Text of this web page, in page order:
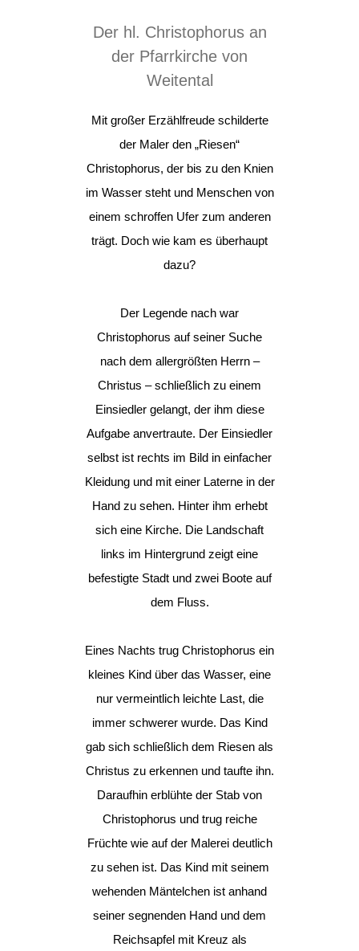
Der hl. Christophorus an
der Pfarrkirche von
Weitental
Mit großer Erzählfreude schilderte
der Maler den „Riesen“
Christophorus, der bis zu den Knien
im Wasser steht und Menschen von
einem schroffen Ufer zum anderen
trägt. Doch wie kam es überhaupt
dazu?
Der Legende nach war
Christophorus auf seiner Suche
nach dem allergrößten Herrn –
Christus – schließlich zu einem
Einsiedler gelangt, der ihm diese
Aufgabe anvertraute. Der Einsiedler
selbst ist rechts im Bild in einfacher
Kleidung und mit einer Laterne in der
Hand zu sehen. Hinter ihm erhebt
sich eine Kirche. Die Landschaft
links im Hintergrund zeigt eine
befestigte Stadt und zwei Boote auf
dem Fluss.
Eines Nachts trug Christophorus ein
kleines Kind über das Wasser, eine
nur vermeintlich leichte Last, die
immer schwerer wurde. Das Kind
gab sich schließlich dem Riesen als
Christus zu erkennen und taufte ihn.
Daraufhin erblühte der Stab von
Christophorus und trug reiche
Früchte wie auf der Malerei deutlich
zu sehen ist. Das Kind mit seinem
wehenden Mäntelchen ist anhand
seiner segnenden Hand und dem
Reichsapfel mit Kreuz als